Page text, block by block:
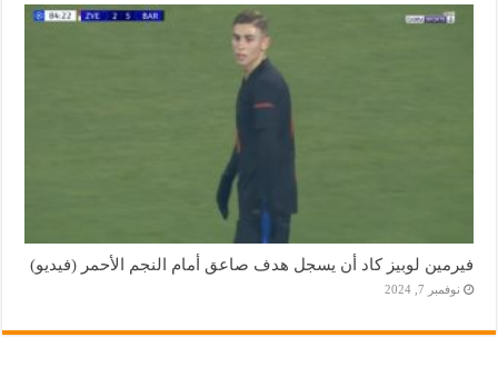
فيرمين لوبيز كاد أن يسجل هدف صاعق أمام النجم الأحمر (فيديو)
نوفمبر 7, 2024